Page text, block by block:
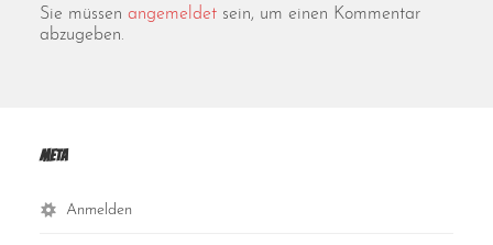
Sie müssen angemeldetsein, um einen Kommentar
abzugeben.
Meta
Anmelden